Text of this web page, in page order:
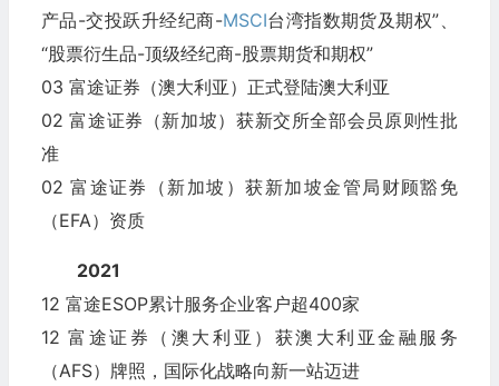
产品-交投跃升经纪商-MSCI台湾指数期货及期权”、
“股票衍生品-顶级经纪商-股票期货和期权”
03 富途证券（澳大利亚）正式登陆澳大利亚
02 富途证券（新加坡）获新交所全部会员原则性批
准
02 富途证券（新加坡）获新加坡金管局财顾豁免
（EFA）资质
2021
12 富途ESOP累计服务企业客户超400家
12 富途证券（澳大利亚）获澳大利亚金融服务
（AFS）牌照，国际化战略向新一站迈进